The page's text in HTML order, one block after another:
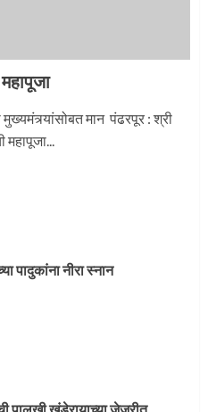
मुख्यमंत्र्यांसोबत मान पंढरपूर : श्री
महापूजा...
पादुकांना नीरा स्नान
पालखी खंडेरायाच्या जेजुरीत